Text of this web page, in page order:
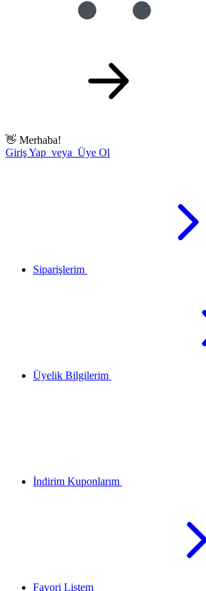
👋 Merhaba!
Giriş Yap veya Üye Ol
Siparişlerim
Üyelik Bilgilerim
İndirim Kuponlarım
Favori Listem